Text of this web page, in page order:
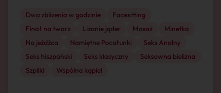
Dwa zbliżenia w godzinie
Facesitting
Finał na twarz
Lizanie jąder Masaż
Minetka
Na jeźdźca
Namiętne Pocałunki
Seks Analny
Seks hiszpański
Seks klasyczny
Seksowna bielizna
Szpilki
Wspólna kąpiel